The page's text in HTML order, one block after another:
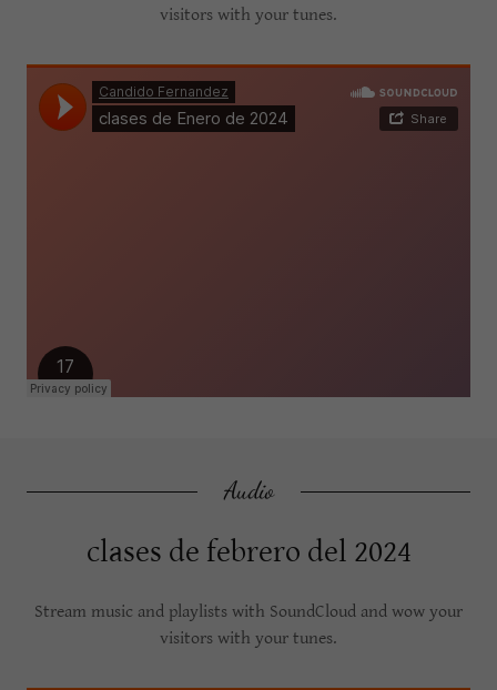
visitors with your tunes.
Audio
clases de febrero del 2024
Stream music and playlists with SoundCloud and wow your
visitors with your tunes.